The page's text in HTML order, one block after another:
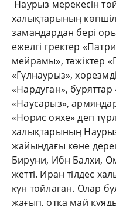
Наурыз мерекесін
халықтарының
замандардан бері
ежелгі гректер
мейрамы», тәжіктер
«Гүлнаурыз»,
«Нардуган»,
«Наусарыз»,
«Норис ояхе» деп
халықтарының
жайындағы көне
Бируни, Ибн Балхи,
жетті. Иран тілдес
күн тойлаған. Олар
жағып, отқа май